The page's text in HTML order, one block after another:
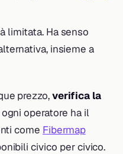
limitata. Ha senso
insieme a
prezzo,verifica la
ogni operatore ha il
come Fibermap
civico per civico.